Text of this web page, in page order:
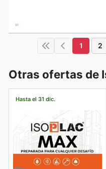
1 2
Otras ofertas de
Hasta el 31 dic.